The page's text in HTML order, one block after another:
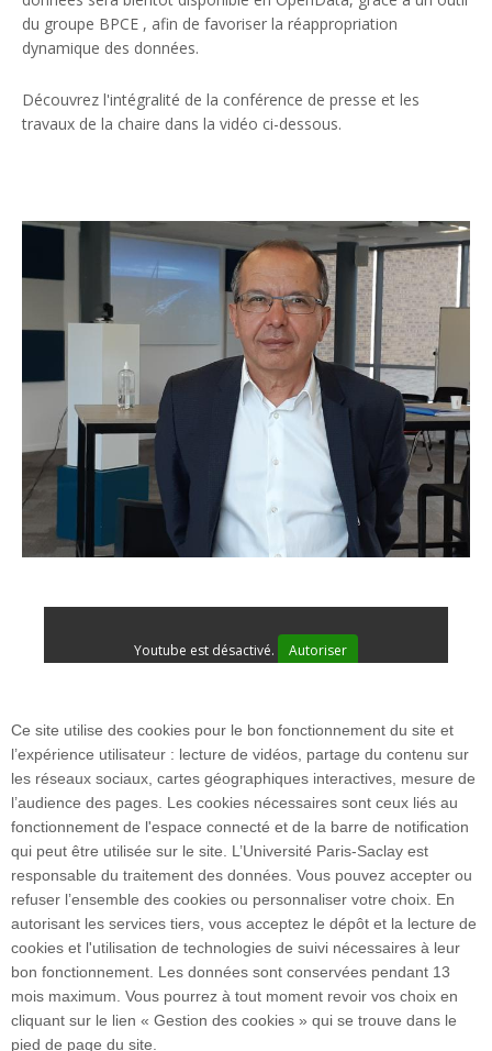
du groupe BPCE , afin de favoriser la réappropriation
dynamique des données.
Découvrez l'intégralité de la conférence de presse et les
travaux de la chaire dans la vidéo ci-dessous.
Youtube est désactivé. Autoriser
17 avenue des Sciences
Bâtiment Henri Moissan
91400 Orsay
Venir nous rencontrer
Plan du site
Ce site utilise des cookies pour le bon fonctionnement du site et
l’expérience utilisateur : lecture de vidéos, partage du contenu sur
les réseaux sociaux, cartes géographiques interactives, mesure de
l’audience des pages. Les cookies nécessaires sont ceux liés au
fonctionnement de l'espace connecté et de la barre de notification
qui peut être utilisée sur le site. L’Université Paris-Saclay est
responsable du traitement des données. Vous pouvez accepter ou
refuser l’ensemble des cookies ou personnaliser votre choix. En
autorisant les services tiers, vous acceptez le dépôt et la lecture de
cookies et l'utilisation de technologies de suivi nécessaires à leur
bon fonctionnement. Les données sont conservées pendant 13
mois maximum. Vous pourrez à tout moment revoir vos choix en
cliquant sur le lien « Gestion des cookies » qui se trouve dans le
pied de page du site.